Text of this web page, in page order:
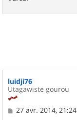
luidji76
Utagawiste gourou
M
27 avr. 2014, 21:24